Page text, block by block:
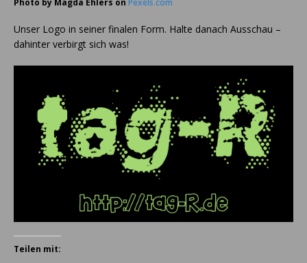
Photo by Magda Ehlers on Pexels.com
Unser Logo in seiner finalen Form. Halte danach Ausschau –
dahinter verbirgt sich was!
Teilen mit: